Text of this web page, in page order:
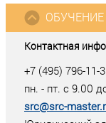
Контактная
+7 (495) 796-11-
пн. - пт. с 9.00
src@src-